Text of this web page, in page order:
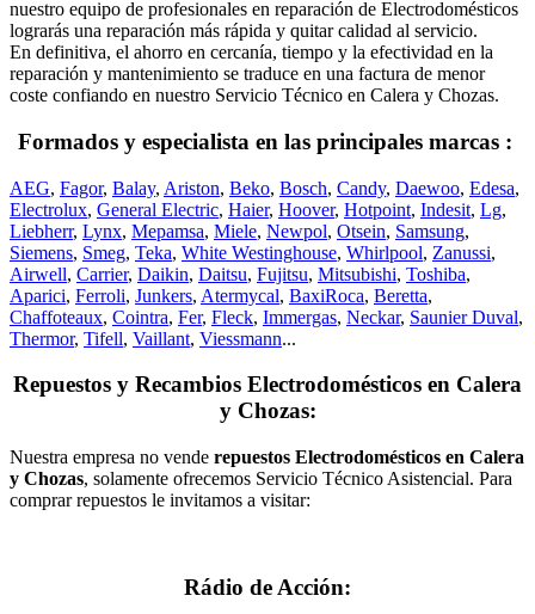
nuestro equipo de profesionales en reparación de Electrodomésticos
lograrás una reparación más rápida y quitar calidad al servicio.
En definitiva, el ahorro en cercanía, tiempo y la efectividad en la
reparación y mantenimiento se traduce en una factura de menor
coste confiando en nuestro Servicio Técnico en Calera y Chozas.
Formados y especialista en las principales marcas :
AEG, Fagor, Balay, Ariston, Beko, Bosch, Candy, Daewoo, Edesa,
Electrolux, General Electric, Haier, Hoover, Hotpoint, Indesit, Lg,
Liebherr, Lynx, Mepamsa, Miele, Newpol, Otsein, Samsung,
Siemens, Smeg, Teka, White Westinghouse, Whirlpool, Zanussi,
Airwell, Carrier, Daikin, Daitsu, Fujitsu, Mitsubishi, Toshiba,
Aparici, Ferroli, Junkers, Atermycal, BaxiRoca, Beretta,
Chaffoteaux, Cointra, Fer, Fleck, Immergas, Neckar, Saunier Duval,
Thermor, Tifell, Vaillant, Viessmann...
Repuestos y Recambios Electrodomésticos en Calera
y Chozas:
Nuestra empresa no vende repuestos Electrodomésticos en Calera
y Chozas, solamente ofrecemos Servicio Técnico Asistencial. Para
comprar repuestos le invitamos a visitar:
Rádio de Acción: